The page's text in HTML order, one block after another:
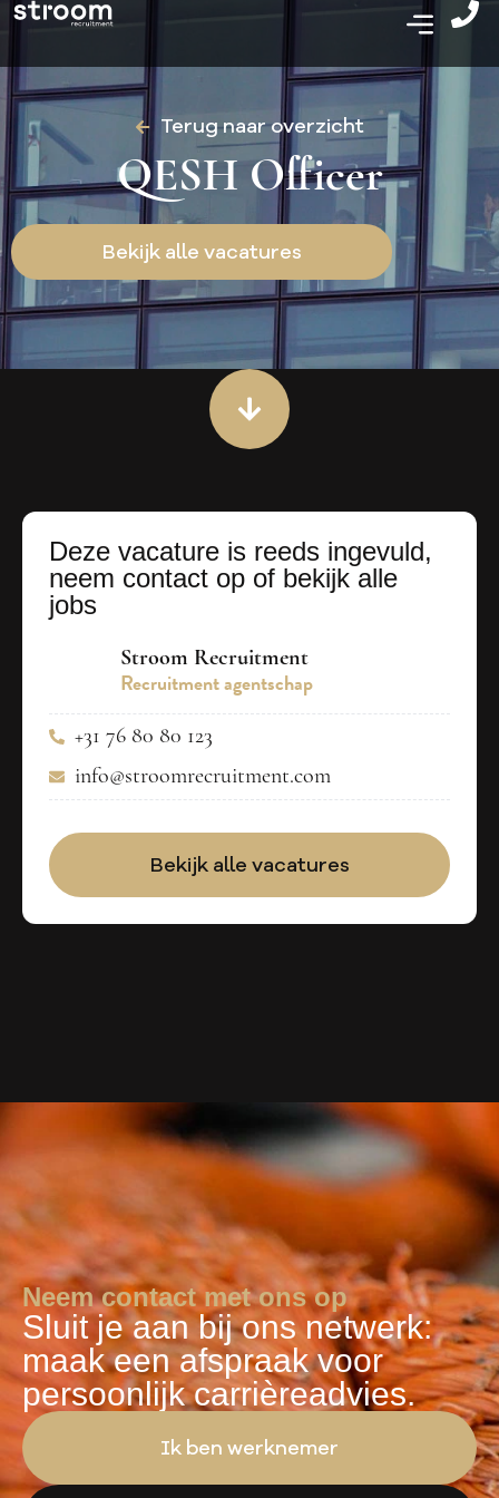
Terug naar overzicht
QESH Officer
Bekijk alle vacatures
Deze vacature is reeds ingevuld,
neem contact op of bekijk alle
jobs
Stroom Recruitment
Recruitment agentschap
+31 76 80 80 123
info@stroomrecruitment.com
Bekijk alle vacatures
Neem contact met ons op
Sluit je aan bij ons netwerk:
maak een afspraak voor
persoonlijk carrièreadvies.
Ik ben werknemer